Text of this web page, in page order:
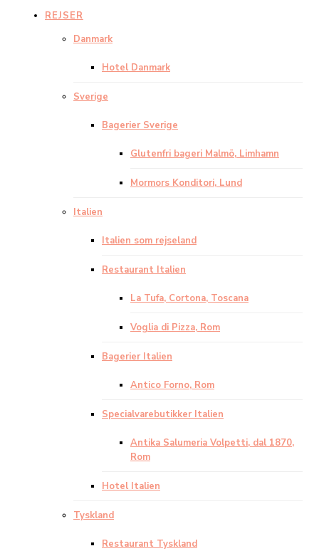
REJSER
Danmark
Hotel Danmark
Sverige
Bagerier Sverige
Glutenfri bageri Malmö, Limhamn
Mormors Konditori, Lund
Italien
Italien som rejseland
Restaurant Italien
La Tufa, Cortona, Toscana
Voglia di Pizza, Rom
Bagerier Italien
Antico Forno, Rom
Specialvarebutikker Italien
Antika Salumeria Volpetti, dal 1870,
Rom
Hotel Italien
Tyskland
Restaurant Tyskland